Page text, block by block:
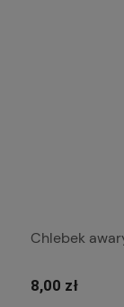
Mąka
9,50 zł